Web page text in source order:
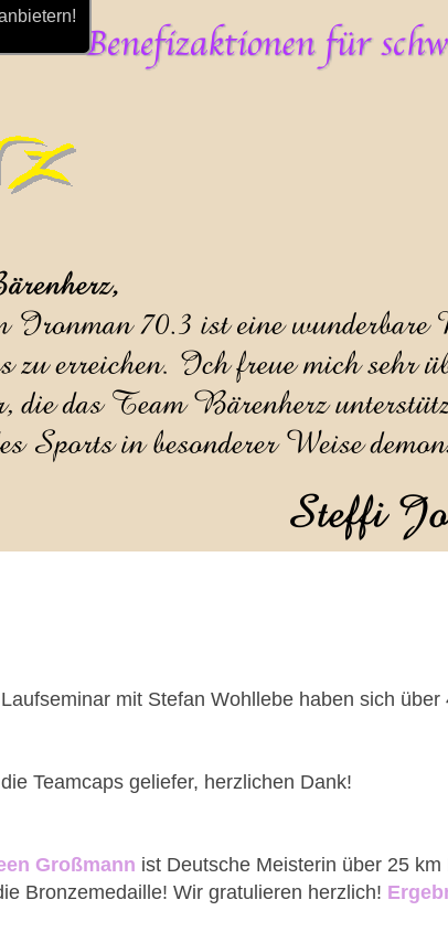
mit Stefan Wohllebe haben sich über
Teamcaps geliefer, herzlichen Dank!
Großmann ist Deutsche Meisterin über 25
Bronzemedaille! Wir gratulieren herzlich!